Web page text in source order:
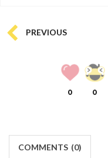
PREVIOUS
0 0
COMMENTS (0)